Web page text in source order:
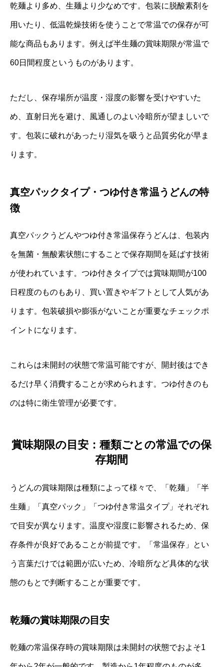
乾麺より多め、生麺より少なめです。包装に脱酸素剤を
用いたり、低温乾燥技術を使うことで常温での保存が可
能な商品もあります。例えば半生麺の賞味期限が常温で
60日間程度というものがあります。
ただし、保存場所が温度・湿度の影響を受けやすいた
め、直射日光を避け、風通しのよい冷暗所が望ましいで
す。包装に破れがあったり湿気を吸うと品質劣化が早ま
ります。
真空パックタイプ・つゆ付き常温うどんの特
徴
真空パックうどんやつゆ付き常温保存うどんは、包装内
を無菌・無酸素状態にすることで保存期間を延ばす技術
が使われています。つゆ付きタイプでは賞味期間が100
日程度のものもあり、買い置きやギフトとして人気があ
ります。包装破損や膨張がないことが重要なチェックポ
イントになります。
これらは未開封の状態で常温可能ですが、開封後はでき
るだけ早く消費することが求められます。つゆ付きのも
のは特に衛生管理が必要です。
賞味期限の目安：種類ごとの常温での保
存期間
うどんの賞味期限は種類によって様々で、「乾麺」「半
生麺」「真空パック」「つゆ付き常温タイプ」それぞれ
で目安が異なります。温度や湿度に影響されるため、保
存条件が良好であることが前提です。「常温保存」とい
う言葉だけでは範囲が広いため、冷暗所など具体的な状
態のもとで判断することが重要です。
乾麺の賞味期限の目安
乾麺の常温保存時の賞味期限は未開封の状態でおよそ1